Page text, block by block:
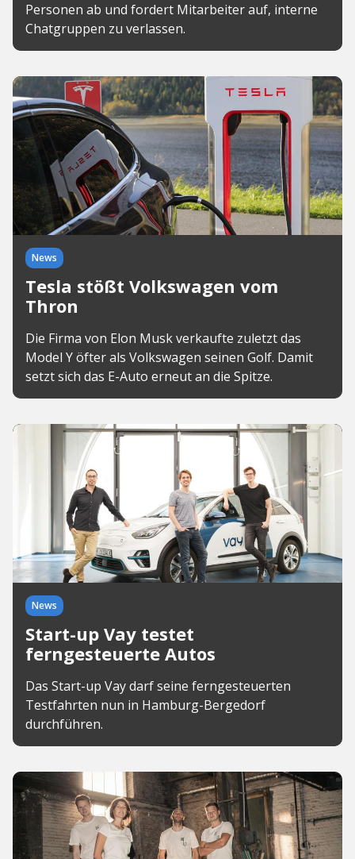
Personen ab und fordert Mitarbeiter auf, interne
Chatgruppen zu verlassen.
News
Tesla stößt Volkswagen vom
Thron
Die Firma von Elon Musk verkaufte zuletzt das
Model Y öfter als Volkswagen seinen Golf. Damit
setzt sich das E-Auto erneut an die Spitze.
News
Start-up Vay testet
ferngesteuerte Autos
Das Start-up Vay darf seine ferngesteuerten
Testfahrten nun in Hamburg-Bergedorf
durchführen.